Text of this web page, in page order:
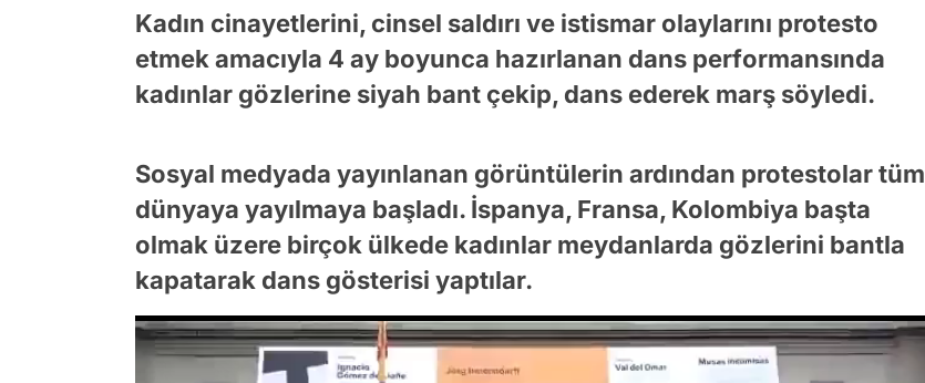
Kadın cinayetlerini, cinsel saldırı ve istismar olaylarını protesto
etmek amacıyla 4 ay boyunca hazırlanan dans performansında
kadınlar gözlerine siyah bant çekip, dans ederek marş söyledi.
Sosyal medyada yayınlanan görüntülerin ardından protestolar tüm
dünyaya yayılmaya başladı. İspanya, Fransa, Kolombiya başta
olmak üzere birçok ülkede kadınlar meydanlarda gözlerini bantla
kapatarak dans gösterisi yaptılar.